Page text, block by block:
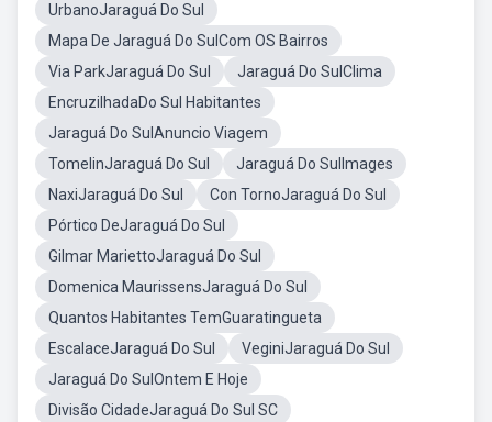
UrbanoJaraguá Do Sul
Mapa De Jaraguá Do SulCom OS Bairros
Via ParkJaraguá Do Sul
Jaraguá Do SulClima
EncruzilhadaDo Sul Habitantes
Jaraguá Do SulAnuncio Viagem
TomelinJaraguá Do Sul
Jaraguá Do SulImages
NaxiJaraguá Do Sul
Con TornoJaraguá Do Sul
Pórtico DeJaraguá Do Sul
Gilmar MariettoJaraguá Do Sul
Domenica MaurissensJaraguá Do Sul
Quantos Habitantes TemGuaratingueta
EscalaceJaraguá Do Sul
VeginiJaraguá Do Sul
Jaraguá Do SulOntem E Hoje
Divisão CidadeJaraguá Do Sul SC